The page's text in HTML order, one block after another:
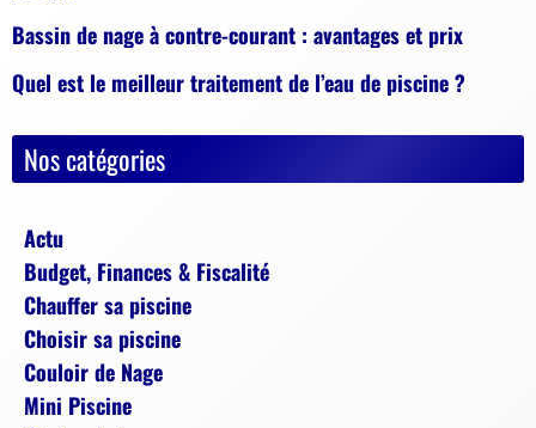
Bassin de nage à contre-courant : avantages et prix
Quel est le meilleur traitement de l’eau de piscine ?
Nos catégories
Actu
Budget, Finances & Fiscalité
Chauffer sa piscine
Choisir sa piscine
Couloir de Nage
Mini Piscine